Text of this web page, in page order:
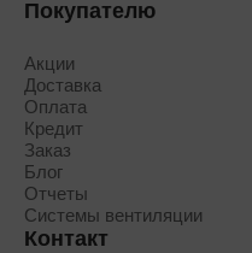
Покупателю
Акции
Доставка
Оплата
Кредит
Заказ
Блог
Отчеты
Системы вентиляции
Контакт